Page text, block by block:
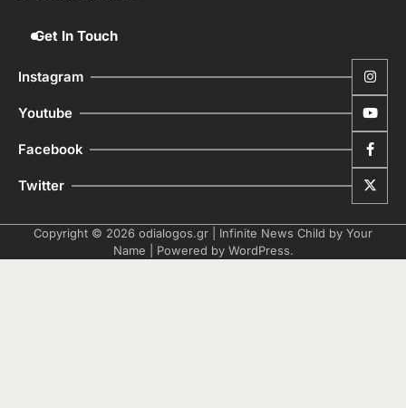
Get In Touch
Instagram
Youtube
Facebook
Twitter
Copyright © 2026 odialogos.gr | Infinite News Child by Your
Name | Powered by WordPress.